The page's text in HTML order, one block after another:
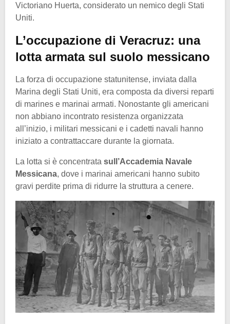
Victoriano Huerta, considerato un nemico degli Stati
Uniti.
L’occupazione di Veracruz: una
lotta armata sul suolo messicano
La forza di occupazione statunitense, inviata dalla
Marina degli Stati Uniti, era composta da diversi reparti
di marines e marinai armati. Nonostante gli americani
non abbiano incontrato resistenza organizzata
all’inizio, i militari messicani e i cadetti navali hanno
iniziato a contrattaccare durante la giornata.
La lotta si è concentrata sull’Accademia Navale
Messicana, dove i marinai americani hanno subito
gravi perdite prima di ridurre la struttura a cenere.